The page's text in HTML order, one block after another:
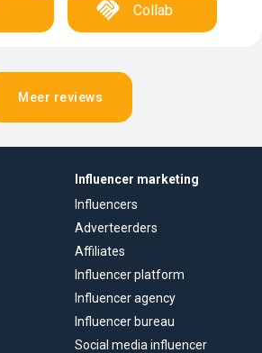
Collab
Meer reviews
Influencer marketing
Influencers
Adverteerders
Affiliates
Influencer platform
Influencer agency
Influencer bureau
Social media influencer